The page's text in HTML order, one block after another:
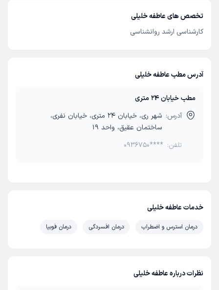
تخصص های عاطفه خلیلی
کارشناسی ارشد روانشناسی
آدرس مطب عاطفه خلیلی
مطب خیابان 24 متری
آدرس:
شهر ری، خیابان 24 متری، خیابان نفری،
ساختمان عقیق، واحد 19
تلفن: 0936750****
خدمات عاطفه خلیلی
درمان استرس و اضطراب درمان افسردگی درمان فوبیا
نظرات درباره عاطفه خلیلی